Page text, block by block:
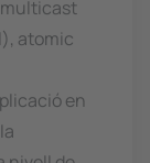
atomic
en